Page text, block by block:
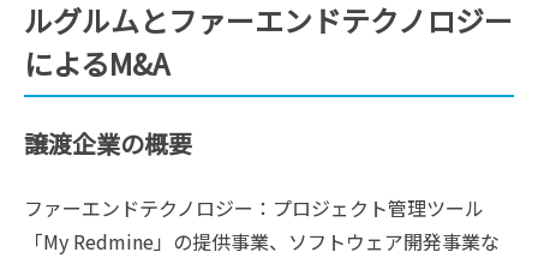
ルグルムとファーエンドテクノロジー
によるM&A
譲渡企業の概要
ファーエンドテクノロジー：プロジェクト管理ツール
「My Redmine」の提供事業、ソフトウェア開発事業な